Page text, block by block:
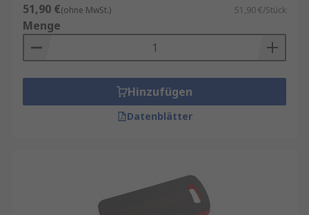
51,90 €(ohne MwSt.) 51,90 €/Stück
Menge
Hinzufügen
Datenblätter